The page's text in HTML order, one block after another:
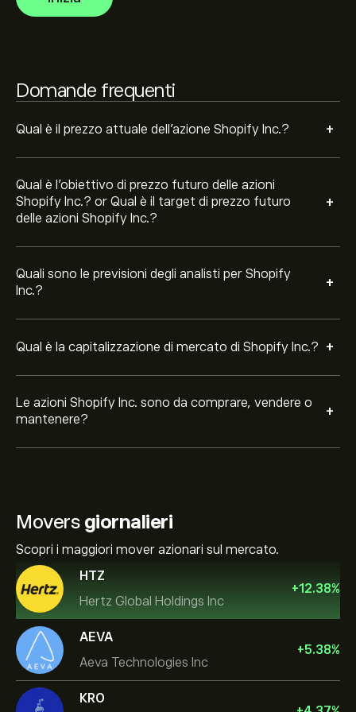
Domande frequenti
Qual è il prezzo attuale dell'azione Shopify Inc.? +
Qual è l'obiettivo di prezzo futuro delle azioni
Shopify Inc.? or Qual è il target di prezzo futuro
delle azioni Shopify Inc.?
+
Quali sono le previsioni degli analisti per Shopify
Inc.?
+
Qual è la capitalizzazione di mercato di Shopify Inc.? +
La capitalizzazione di mercato di Shopify Inc. è
Le azioni Shopify Inc. sono da comprare, vendere o
mantenere?
+
negli ultimi 3 mesi, il consenso generale è Acquisto
Movers giornalieri
Scopri i maggiori mover azionari sul mercato.
HTZ
Hertz Global Holdings Inc
+12.38%
AEVA
Aeva Technologies Inc
+5.38%
KRO